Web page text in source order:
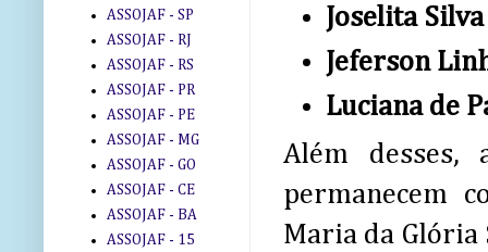
Joselita
Jeferson
Luciana de
Além desses,
permanecem
Maria da Glória
ASSOJAF - SP
ASSOJAF - RJ
ASSOJAF - RS
ASSOJAF - PR
ASSOJAF - PE
ASSOJAF - MG
ASSOJAF - GO
ASSOJAF - CE
ASSOJAF - BA
ASSOJAF - 15